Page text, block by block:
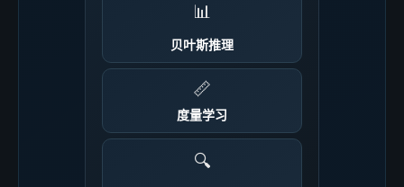
📊
贝叶斯推理
📏
度量学习
🔍